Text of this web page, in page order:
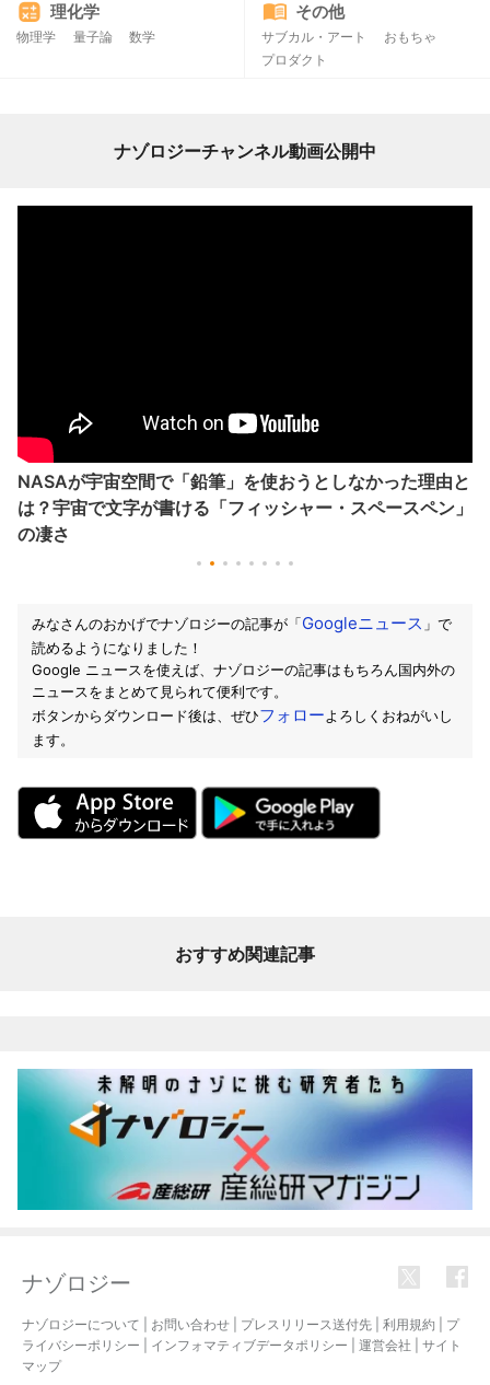
理化学
物理学 量子論 数学
その他
サブカル・アート
おもちゃ
プロダクト
ナゾロジーチャンネル動画公開中
NASAが宇宙空間で「鉛筆」を使おうとしなかった理由と
は？宇宙で文字が書ける「フィッシャー・スペースペン」
の凄さ
みなさんのおかげでナゾロジーの記事が「Googleニュース 」で
読めるようになりました！
Google ニュースを使えば、ナゾロジーの記事はもちろん国内外の
ニュースをまとめて見られて便利です。
ボタンからダウンロード後は、ぜひフォローよろしくおねがいし
ます。
おすすめ関連記事
ナゾロジー
ナゾロジーについて お問い合わせ プレスリリース送付先 利用規約
プ
ライバシーポリシー
インフォマティブデータポリシー 運営会社
サイト
マップ